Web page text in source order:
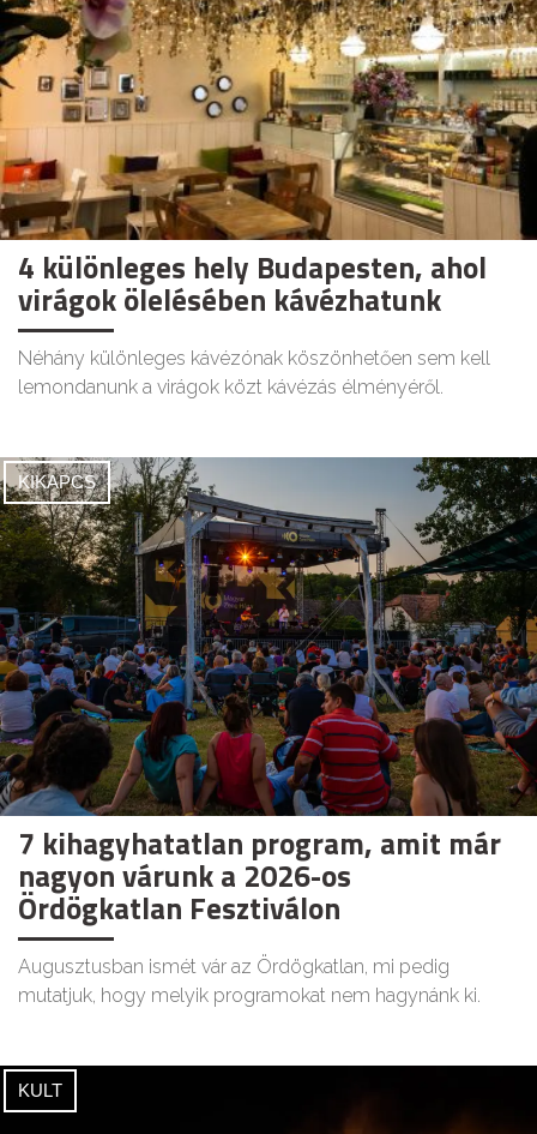
4 különleges hely Budapesten, ahol
virágok ölelésében kávézhatunk
Néhány különleges kávézónak köszönhetően sem kell
lemondanunk a virágok közt kávézás élményéről.
KIKAPCS
7 kihagyhatatlan program, amit már
nagyon várunk a 2026-os
Ördögkatlan Fesztiválon
Augusztusban ismét vár az Ördögkatlan, mi pedig
mutatjuk, hogy melyik programokat nem hagynánk ki.
KULT